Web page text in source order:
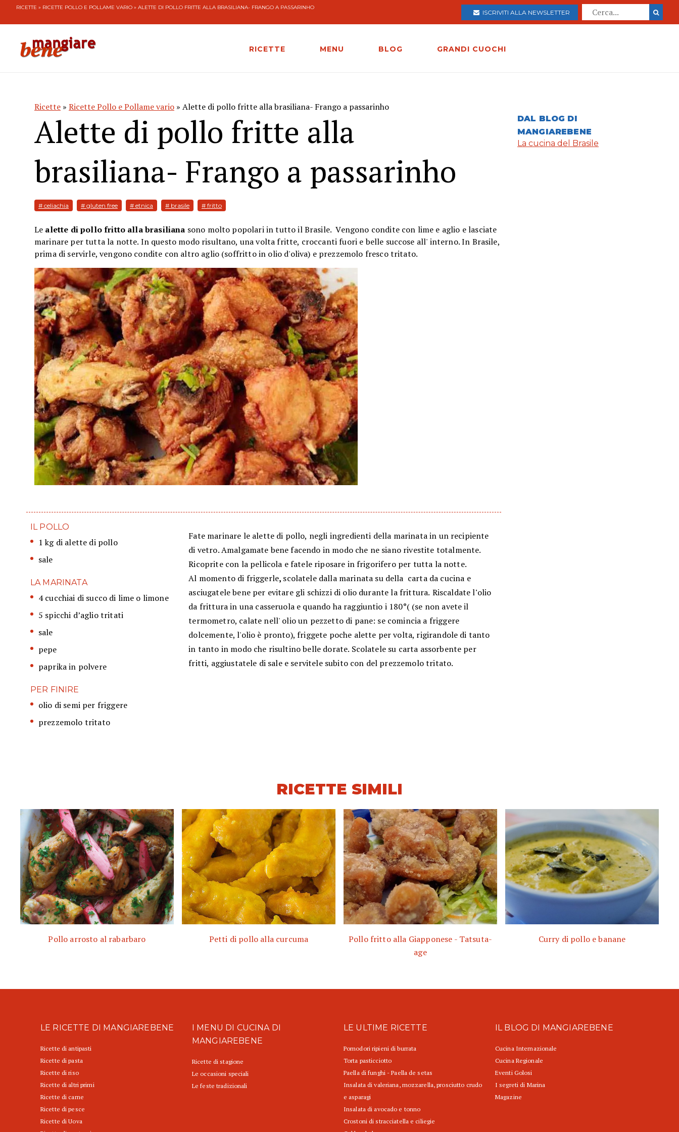
RICETTE » RICETTE POLLO E POLLAME VARIO » ALETTE DI POLLO FRITTE ALLA BRASILIANA- FRANGO A PASSARINHO
ISCRIVITI ALLA NEWSLETTER
RICETTE MENU BLOG GRANDI CUOCHI
Ricette » Ricette Pollo e Pollame vario » Alette di pollo fritte alla brasiliana- Frango a passarinho
Alette di pollo fritte alla
brasiliana- Frango a passarinho
# celiachia # gluten free # etnica # brasile # fritto
Le alette di pollo fritto alla brasiliana sono molto popolari in tutto il Brasile. Vengono condite con lime e aglio e lasciate
marinare per tutta la notte. In questo modo risultano, una volta fritte, croccanti fuori e belle succose all' interno. In Brasile,
prima di servirle, vengono condite con altro aglio (soffritto in olio d'oliva) e prezzemolo fresco tritato.
IL POLLO
1 kg di alette di pollo
sale
LA MARINATA
4 cucchiai di succo di lime o limone
5 spicchi d’aglio tritati
sale
pepe
paprika in polvere
PER FINIRE
olio di semi per friggere
prezzemolo tritato
Fate marinare le alette di pollo, negli ingredienti della marinata in un recipiente
di vetro. Amalgamate bene facendo in modo che ne siano rivestite totalmente.
Ricoprite con la pellicola e fatele riposare in frigorifero per tutta la notte.
Al momento di friggerle, scolatele dalla marinata su della carta da cucina e
asciugatele bene per evitare gli schizzi di olio durante la frittura. Riscaldatel'olio
da frittura in una casseruola e quando ha raggiuntio i 180°( (se non avete il
termometro, calate nell' olio un pezzetto di pane: se comincia a friggere
dolcemente, l'olio è pronto), friggete poche alette per volta, rigirandole di tanto
in tanto in modo che risultino belle dorate. Scolatele su carta assorbente per
fritti, aggiustatele di sale e servitele subito con del prezzemolo tritato.
DAL BLOG DI
MANGIAREBENE
La cucina del Brasile
RICETTE SIMILI
Pollo arrosto al rabarbaro Petti di pollo alla curcuma
Pollo fritto alla Giapponese - Tatsuta-
age
Curry di pollo e banane
LE RICETTE DI MANGIAREBENE
Ricette di antipasti
Ricette di pasta
Ricette di riso
Ricette di altri primi
Ricette di carne
Ricette di pesce
Ricette di Uova
I MENU DI CUCINA DI
MANGIAREBENE
Ricette di stagione
Le occasioni speciali
Le feste tradizionali
LE ULTIME RICETTE
Pomodori ripieni di burrata
Torta pasticciotto
Paella di funghi - Paella de setas
Insalata di valeriana, mozzarella, prosciutto crudo
e asparagi
Insalata di avocado e tonno
Crostoni di stracciatella e ciliegie
IL BLOG DI MANGIAREBENE
Cucina Internazionale
Cucina Regionale
Eventi Golosi
I segreti di Marina
Magazine